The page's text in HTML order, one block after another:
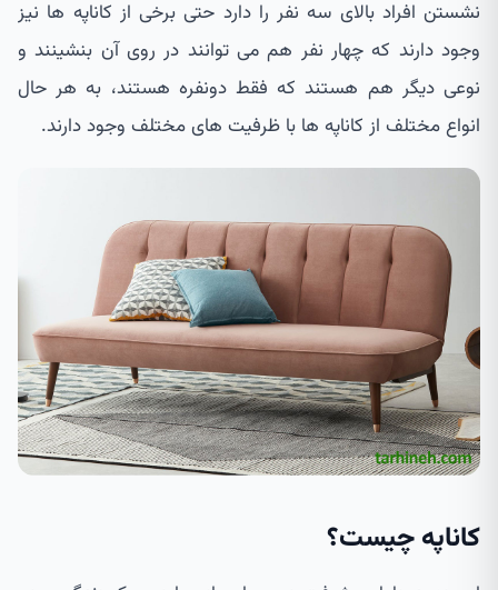
نشستن افراد بالای سه نفر را دارد حتی برخی از کاناپه ها نیز
وجود دارند که چهار نفر هم می توانند در روی آن بنشینند و
نوعی دیگر هم هستند که فقط دونفره هستند، به هر حال
انواع مختلف از کاناپه ها با ظرفیت های مختلف وجود دارند.
کاناپه چیست؟